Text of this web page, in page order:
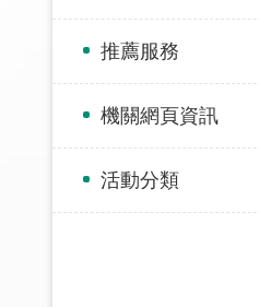
推薦服務
機關網頁資訊
活動分類